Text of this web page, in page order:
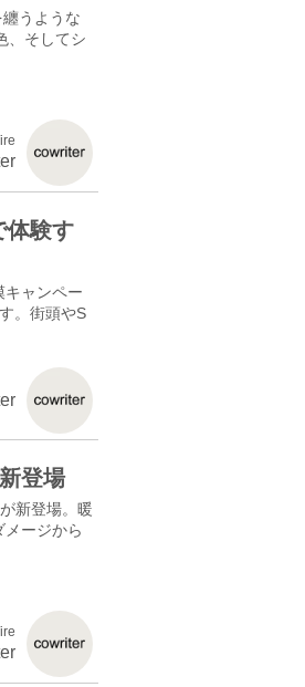
うような
、そしてシ
体験す
キャンペー
。街頭やS
登場
新登場。暖
ージから